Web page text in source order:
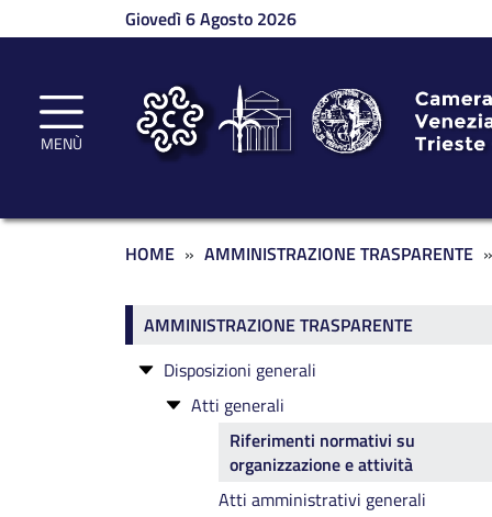
Salta al contenuto principaleGiovedì 6 Agosto 2026
MENÙ
Briciole di pane
HOME AMMINISTRAZIONE TRASPARENTE
Amministrazione
AMMINISTRAZIONE TRASPARENTE
Disposizioni generali
Atti generali
Riferimenti normativi su
organizzazione e attività
Atti amministrativi generali